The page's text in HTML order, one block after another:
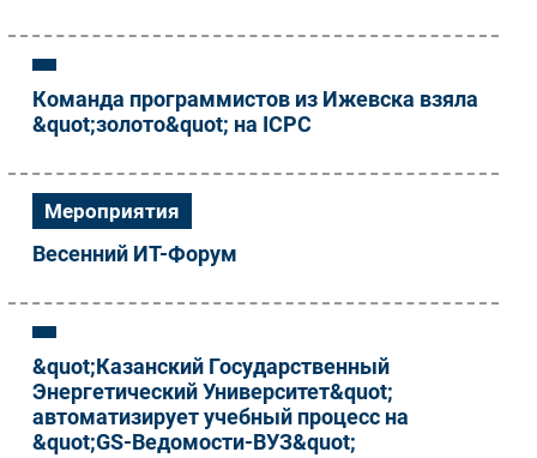
Регулирование
Web
Инновации
CIO/Управление ИТ
Гаджеты
РАЗДЕЛЫ
Новости
Аналитика
Команда программистов из Ижевска взяла
&quot;золото&quot; на ICPC
Мероприятия
Весенний ИТ-Форум
&quot;Казанский Государственный
Энергетический Университет&quot;
автоматизирует учебный процесс на
&quot;GS-Ведомости-ВУЗ&quot;